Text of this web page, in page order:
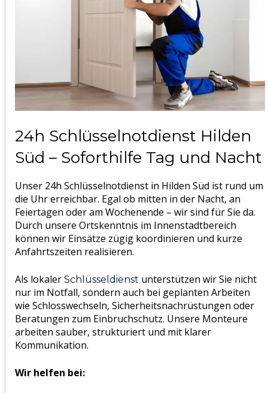
24h Schlüsselnotdienst Hilden
Süd – Soforthilfe Tag und Nacht
Unser 24h Schlüsselnotdienst in Hilden Süd ist rund um
die Uhr erreichbar. Egal ob mitten in der Nacht, an
Feiertagen oder am Wochenende – wir sind für Sie da.
Durch unsere Ortskenntnis im Innenstadtbereich
können wir Einsätze zügig koordinieren und kurze
Anfahrtszeiten realisieren.
Als lokaler Schlüsseldienst unterstützen wir Sie nicht
nur im Notfall, sondern auch bei geplanten Arbeiten
wie Schlosswechseln, Sicherheitsnachrüstungen oder
Beratungen zum Einbruchschutz. Unsere Monteure
arbeiten sauber, strukturiert und mit klarer
Kommunikation.
Wir helfen bei: